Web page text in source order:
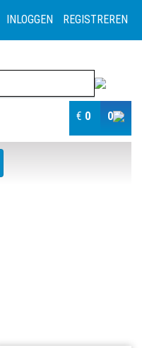
INLOGGEN REGISTREREN
€ 0 0